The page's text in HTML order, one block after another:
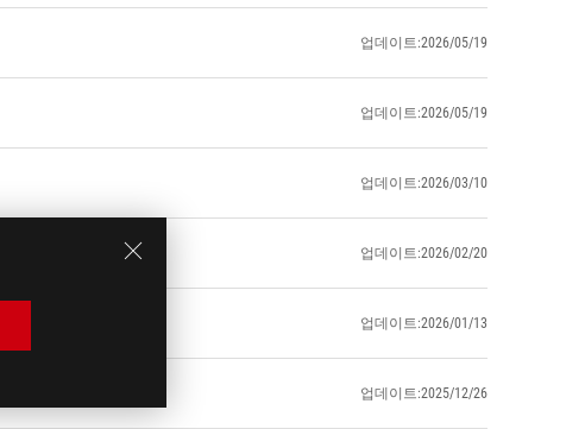
업데이트:2026/05/19
업데이트:2026/05/19
업데이트:2026/03/10
업데이트:2026/02/20
업데이트:2026/01/13
업데이트:2025/12/26